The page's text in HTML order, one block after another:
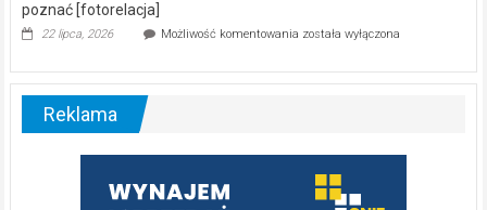
poznać [fotorelacja]
22 lipca, 2026 Możliwość komentowania Ekologiczne
–
warto
poznać
[fotorelacja]
została wyłączona
Reklama